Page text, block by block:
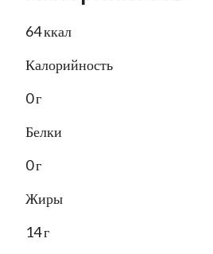
64 ккал
Калорийность
0 г
Белки
0 г
Жиры
14 г